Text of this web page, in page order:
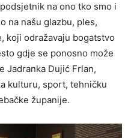
na ono tko smo i
na našu glazbu, ples,
koji odražavaju bogatstvo
gdje se ponosno može
Jadranka Dujić Frlan,
kulturu, sport, tehničku
županije.